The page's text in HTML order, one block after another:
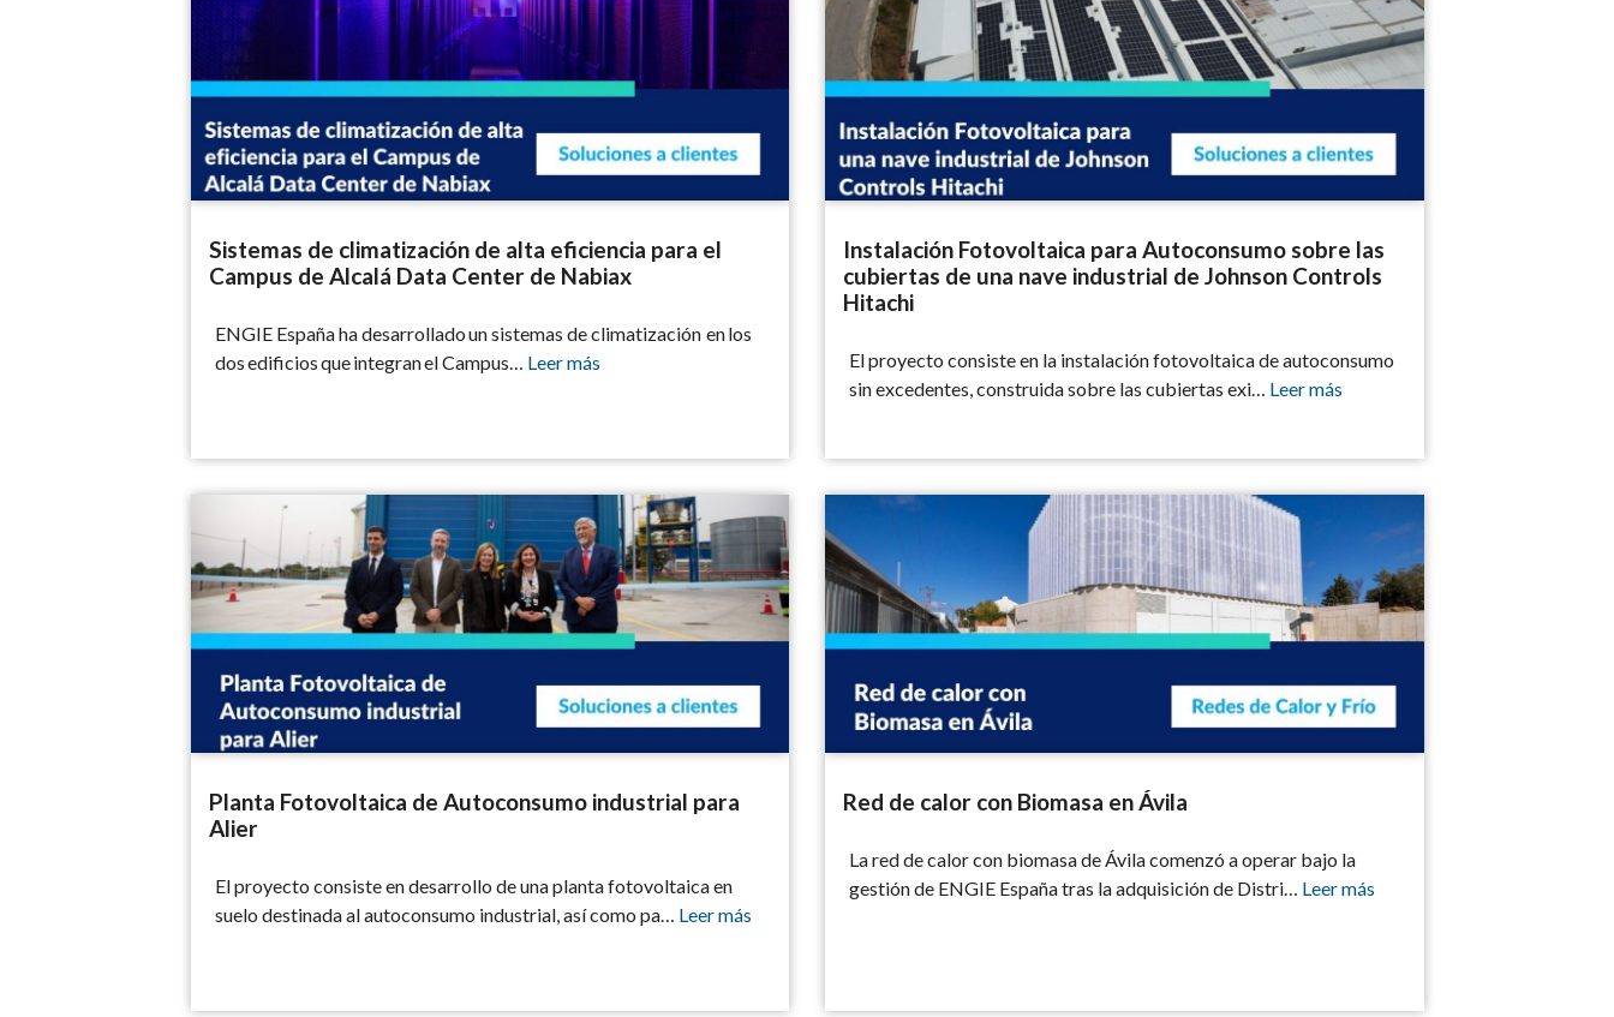
Sistemas de climatización de alta eficiencia para el
Campus de Alcalá Data Center de Nabiax
ENGIE España ha desarrollado un sistemas de climatización en los
dos edificios que integran el Campus… Leer más
Instalación Fotovoltaica para Autoconsumo sobre las
cubiertas de una nave industrial de Johnson Controls
Hitachi
El proyecto consiste en la instalación fotovoltaica de autoconsumo
sin excedentes, construida sobre las cubiertas exi… Leer más
Planta Fotovoltaica de Autoconsumo industrial para Alier
Planta Fotovoltaica de Autoconsumo industrial para
Alier
El proyecto consiste en desarrollo de una planta fotovoltaica en
suelo destinada al autoconsumo industrial, así como pa… Leer más
Red de calor con Biomasa en Ávila
Red de calor con Biomasa en Ávila
La red de calor con biomasa de Ávila comenzó a operar bajo la
gestión de ENGIE España tras la adquisición de Distri… Leer más